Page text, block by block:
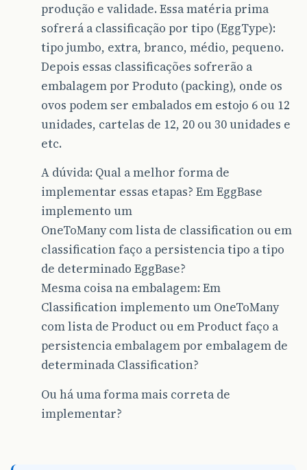
produção e validade. Essa matéria prima
sofrerá a classificação por tipo (EggType):
tipo jumbo, extra, branco, médio, pequeno.
Depois essas classificações sofrerão a
embalagem por Produto (packing), onde os
ovos podem ser embalados em estojo 6 ou 12
unidades, cartelas de 12, 20 ou 30 unidades e
etc.
A dúvida: Qual a melhor forma de
implementar essas etapas? Em EggBase
implemento um
OneToMany com lista de classification ou em
classification faço a persistencia tipo a tipo
de determinado EggBase?
Mesma coisa na embalagem: Em
Classification implemento um OneToMany
com lista de Product ou em Product faço a
persistencia embalagem por embalagem de
determinada Classification?
Ou há uma forma mais correta de
implementar?